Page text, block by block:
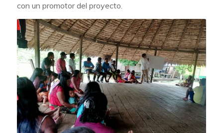
con un promotor del proyecto.